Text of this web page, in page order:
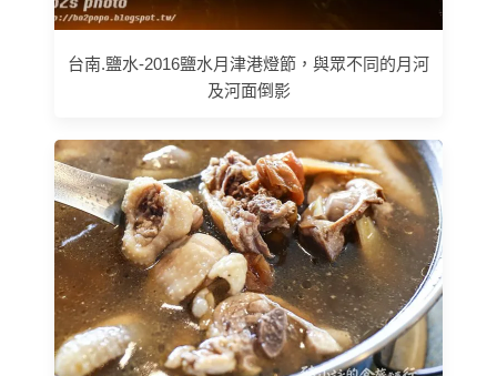
台南.鹽水-2016鹽水月津港燈節，與眾不同的月河
及河面倒影